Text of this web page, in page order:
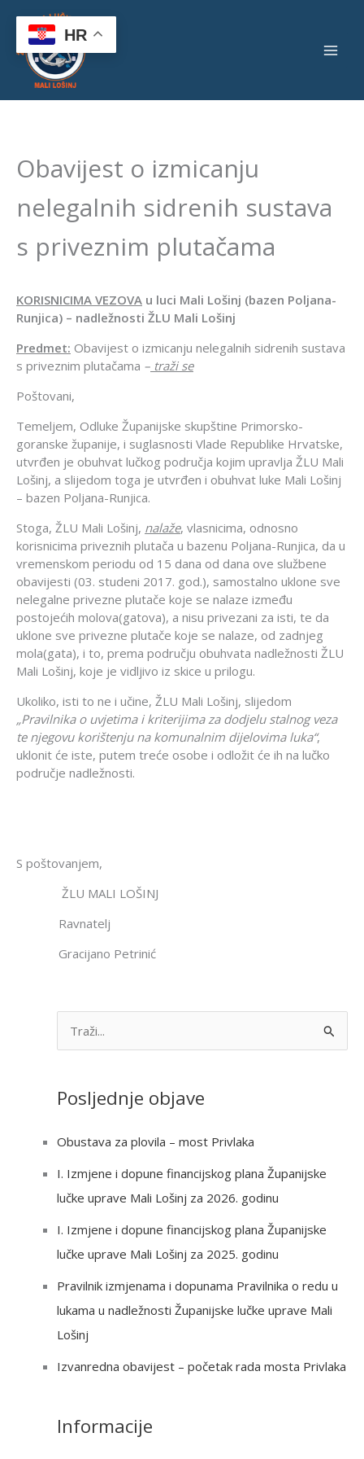
content
Obavijest o izmicanju
nelegalnih sidrenih sustava
s priveznim plutačama
KORISNICIMA VEZOVA u luci Mali Lošinj (bazen Poljana-
Runjica) – nadležnosti ŽLU Mali Lošinj
Predmet: Obavijest o izmicanju nelegalnih sidrenih sustava
s priveznim plutačama – traži se
Poštovani,
Temeljem, Odluke Županijske skupštine Primorsko-
goranske županije, i suglasnosti Vlade Republike Hrvatske,
utvrđen je obuhvat lučkog područja kojim upravlja ŽLU Mali
Lošinj, a slijedom toga je utvrđen i obuhvat luke Mali Lošinj
– bazen Poljana-Runjica.
Stoga, ŽLU Mali Lošinj, nalaže, vlasnicima, odnosno
korisnicima priveznih plutača u bazenu Poljana-Runjica, da u
vremenskom periodu od 15 dana od dana ove službene
obavijesti (03. studeni 2017. god.), samostalno uklone sve
nelegalne privezne plutače koje se nalaze između
postojećih molova(gatova), a nisu privezani za isti, te da
uklone sve privezne plutače koje se nalaze, od zadnjeg
mola(gata), i to, prema području obuhvata nadležnosti ŽLU
Mali Lošinj, koje je vidljivo iz skice u prilogu.
Ukoliko, isti to ne i učine, ŽLU Mali Lošinj, slijedom
„Pravilnika o uvjetima i kriterijima za dodjelu stalnog veza
te njegovu korištenju na komunalnim dijelovima luka“,
uklonit će iste, putem treće osobe i odložit će ih na lučko
područje nadležnosti.
S poštovanjem,
ŽLU MALI LOŠINJ
Ravnatelj
Gracijano Petrinić
r
f
o
r
:
Posljednje objave
Obustava za plovila – most Privlaka
I. Izmjene i dopune financijskog plana Županijske
lučke uprave Mali Lošinj za 2026. godinu
I. Izmjene i dopune financijskog plana Županijske
lučke uprave Mali Lošinj za 2025. godinu
Pravilnik izmjenama i dopunama Pravilnika o redu u
lukama u nadležnosti Županijske lučke uprave Mali
Lošinj
Izvanredna obavijest – početak rada mosta Privlaka
Informacije
HR